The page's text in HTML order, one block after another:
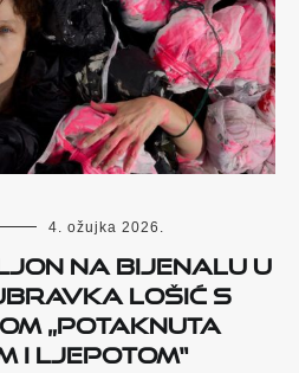
4. ožujka 2026.
na Bijenalu u
Lošić s
„Potaknuta
i ljepotom“